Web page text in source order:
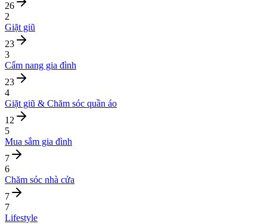
26
2
Giặt giũ
23
3
Cẩm nang gia đình
23
4
Giặt giũ & Chăm sóc quần áo
12
5
Mua sắm gia đình
7
6
Chăm sóc nhà cửa
7
7
Lifestyle